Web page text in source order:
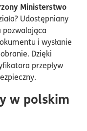
Ministerstwo
Udostępniany
pozwalająca
i wysłanie
Dzięki
przepływ
w polskim